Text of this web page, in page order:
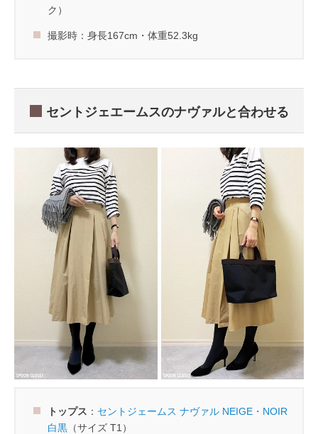
ク）
撮影時：身長167cm・体重52.3kg
セントジェエームスのナヴァルと合わせる
トップス ： セントジェームス ナヴァル NEIGE・NOIR
白黒 （サイズ T1）